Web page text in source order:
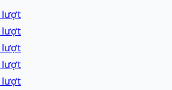
lượt
lượt
lượt
lượt
lượt